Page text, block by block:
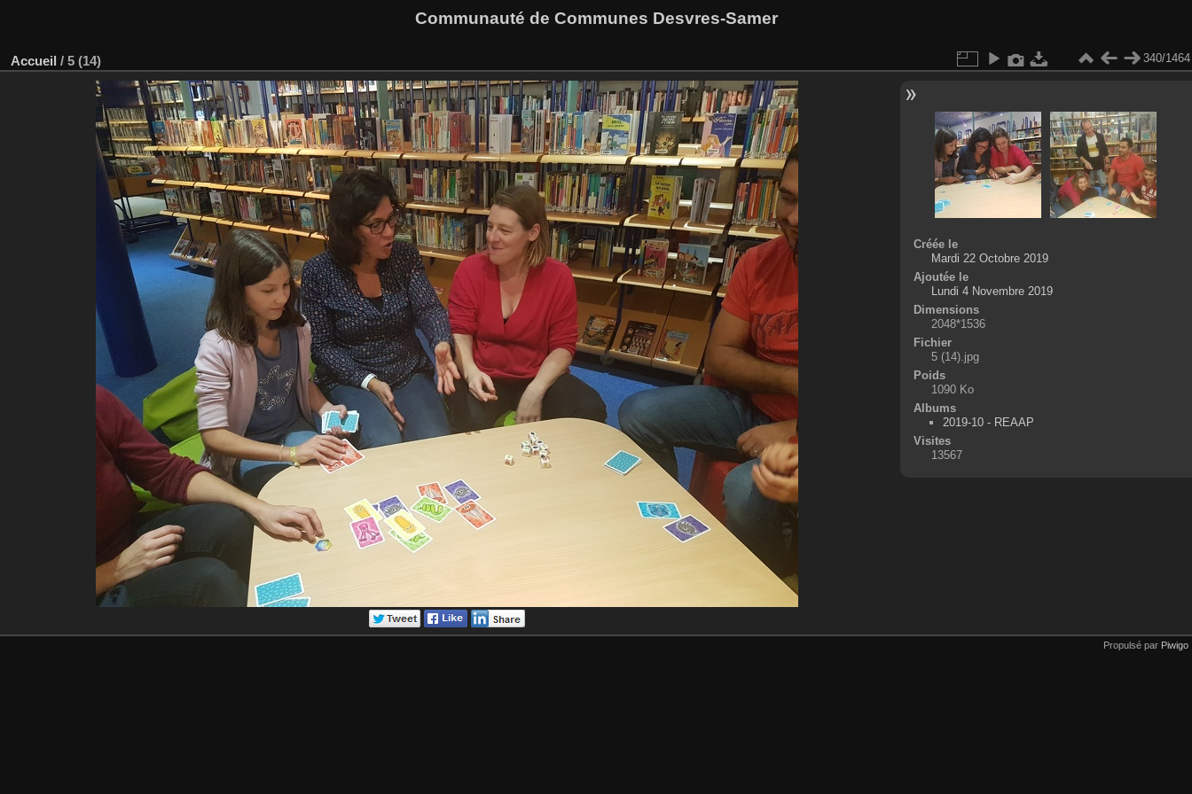
Communauté de Communes Desvres-Samer
Accueil / 5 (14) 340/1464
Créée le
Mardi 22 Octobre 2019
Ajoutée le
Lundi 4 Novembre 2019
Dimensions
2048*1536
Fichier
5 (14).jpg
Poids
1090 Ko
Albums
2019-10 - REAAP
Visites
13567
Propulsé par Piwigo